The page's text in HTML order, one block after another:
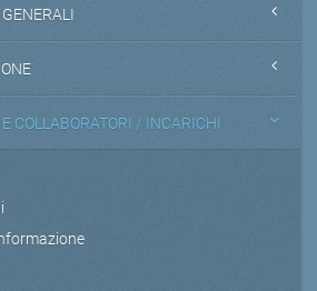
COLLABORATORI / INCARICHI